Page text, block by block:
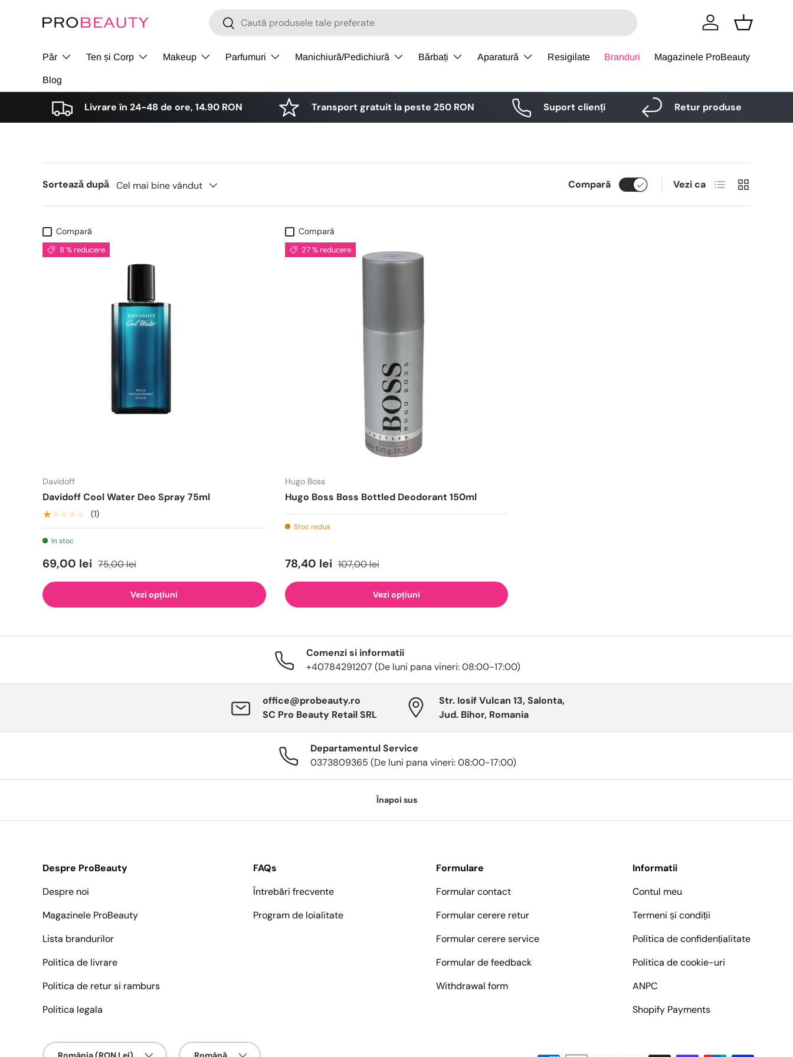
Sari la conținut
Cǎutare
Cǎutare Logare Cos
Păr Ten și Corp Makeup Parfumuri Manichiură/Pedichiură Bărbați Aparatură Resigilate Branduri Magazinele ProBeauty
Blog
Livrare în 24-48 de ore, 14.90 RON Transport gratuit la peste 250 RON Suport clienți Retur produse
Sorteazǎ dupǎ Cel mai bine vândut Compară Vezi ca Lista Grid
Compară
8 % reducere
Davidoff
Davidoff Cool Water Deo Spray 75ml
★★★★★ (1)
In stoc
69,00 lei 75,00 lei
Vezi opțiuni
Compară
27 % reducere
Hugo Boss
Hugo Boss Boss Bottled Deodorant 150ml
Stoc redus
78,40 lei 107,00 lei
Vezi opțiuni
Comenzi si informatii
+40784291207 (De luni pana vineri: 08:00-17:00)
office@probeauty.ro
SC Pro Beauty Retail SRL
Str. Iosif Vulcan 13, Salonta,
Jud. Bihor, Romania
Departamentul Service
0373809365 (De luni pana vineri: 08:00-17:00)
Înapoi sus
Despre ProBeauty
Despre noi
Magazinele ProBeauty
Lista brandurilor
Politica de livrare
Politica de retur si ramburs
Politica legala
FAQs
Întrebări frecvente
Program de loialitate
Formulare
Formular contact
Formular cerere retur
Formular cerere service
Formular de feedback
Withdrawal form
Informatii
Contul meu
Termeni și condiții
Politica de confidențialitate
Politica de cookie-uri
ANPC
Shopify Payments
Țarǎ/Regiune Limbā